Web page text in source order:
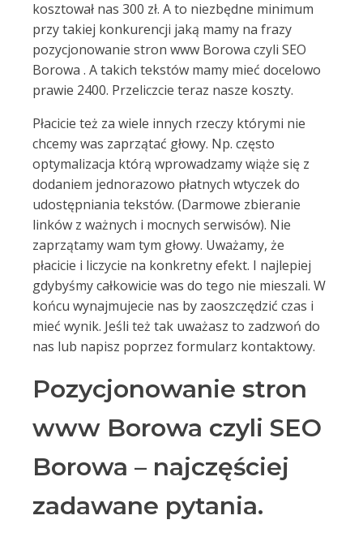
kosztował nas 300 zł. A to niezbędne minimum
przy takiej konkurencji jaką mamy na frazy
pozycjonowanie stron www Borowa czyli SEO
Borowa . A takich tekstów mamy mieć docelowo
prawie 2400. Przeliczcie teraz nasze koszty.
Płacicie też za wiele innych rzeczy którymi nie
chcemy was zaprzątać głowy. Np. często
optymalizacja którą wprowadzamy wiąże się z
dodaniem jednorazowo płatnych wtyczek do
udostępniania tekstów. (Darmowe zbieranie
linków z ważnych i mocnych serwisów). Nie
zaprzątamy wam tym głowy. Uważamy, że
płacicie i liczycie na konkretny efekt. I najlepiej
gdybyśmy całkowicie was do tego nie mieszali. W
końcu wynajmujecie nas by zaoszczędzić czas i
mieć wynik. Jeśli też tak uważasz to zadzwoń do
nas lub napisz poprzez formularz kontaktowy.
Pozycjonowanie stron
www Borowa czyli SEO
Borowa – najczęściej
zadawane pytania.